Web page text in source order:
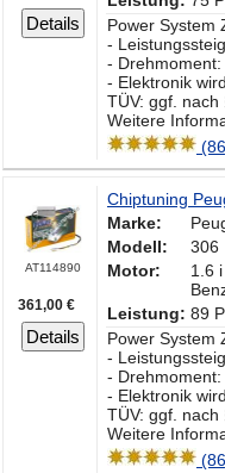
Details
Power System
-
- Drehmoment:
- Elektronik
TÜV: ggf.
Weitere
AT114890
361,00 €
Details
Chiptuning
Marke:
Modell:
306
Motor:
1.6 i
Leistung: 89
Power System
-
- Drehmoment:
- Elektronik
TÜV: ggf.
Weitere